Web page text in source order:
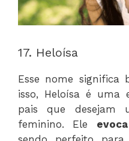
17. Heloísa
Esse nome significa
isso, Heloísa é uma
pais que desejam
feminino. Ele